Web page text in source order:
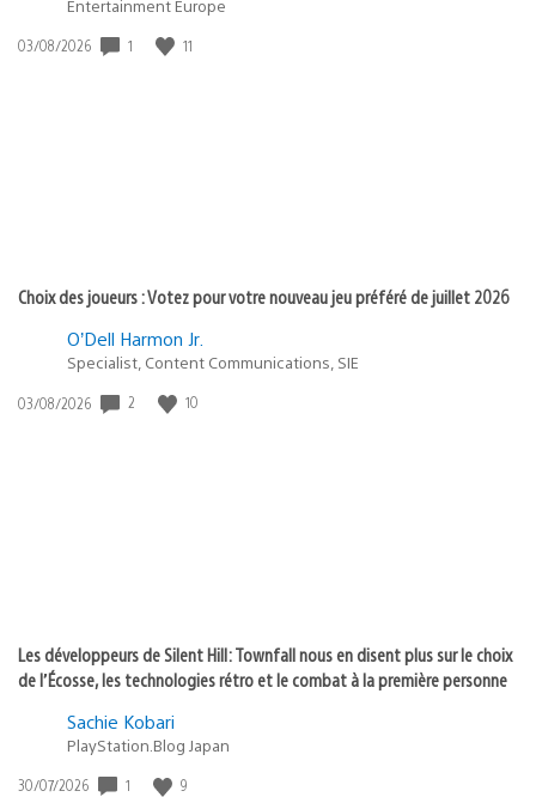
Entertainment Europe
Date
03/08/2026 1 11
Choix des joueurs : Votez pour votre nouveau jeu préféré de juillet 2026
O’Dell Harmon Jr.
Specialist, Content Communications, SIE
Date
03/08/2026 2 10
Les développeurs de Silent Hill: Townfall nous en disent plus sur le choix
de l’Écosse, les technologies rétro et le combat à la première personne
Sachie Kobari
PlayStation.Blog Japan
Date
30/07/2026 1 9